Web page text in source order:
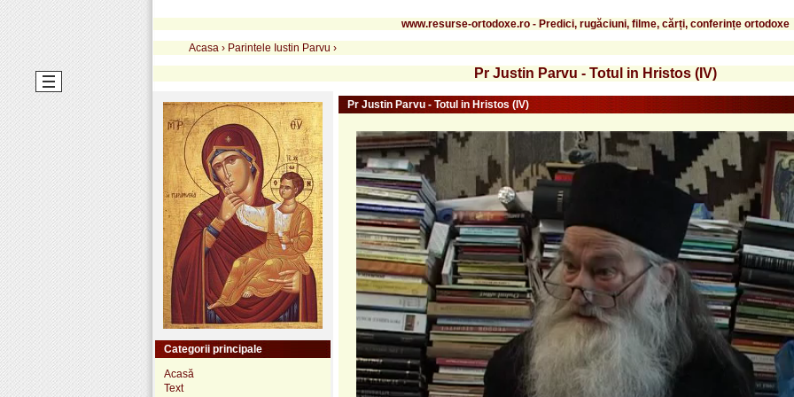
www.resurse-ortodoxe.ro - Predici, rugăciuni, filme, cărți, conferințe ortodoxe
Acasa › Parintele Iustin Parvu ›
Pr Justin Parvu - Totul in Hristos (IV)
Pr Justin Parvu - Totul in Hristos (IV)
Categorii principale
Acasă
Text